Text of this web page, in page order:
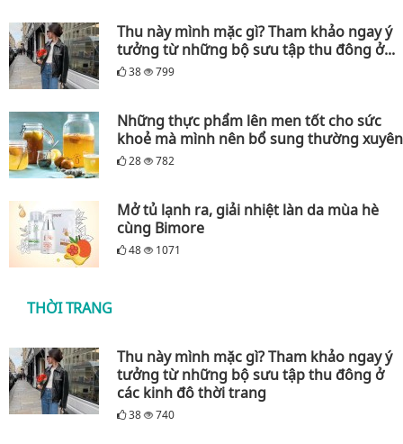
Thu này mình mặc gì? Tham khảo ngay ý
tưởng từ những bộ sưu tập thu đông ở...
38 799
Những thực phẩm lên men tốt cho sức
khoẻ mà mình nên bổ sung thường xuyên
28 782
Mở tủ lạnh ra, giải nhiệt làn da mùa hè
cùng Bimore
48 1071
THỜI TRANG
Thu này mình mặc gì? Tham khảo ngay ý
tưởng từ những bộ sưu tập thu đông ở
các kinh đô thời trang
38 740